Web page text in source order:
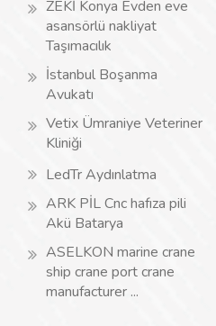
ZEKİ Konya Evden eve
asansörlü nakliyat
Taşımacılık
İstanbul Boşanma
Avukatı
Vetix Ümraniye Veteriner
Kliniği
LedTr Aydınlatma
ARK PİL Cnc hafıza pili
Akü Batarya
ASELKON marine crane
ship crane port crane
manufacturer ...